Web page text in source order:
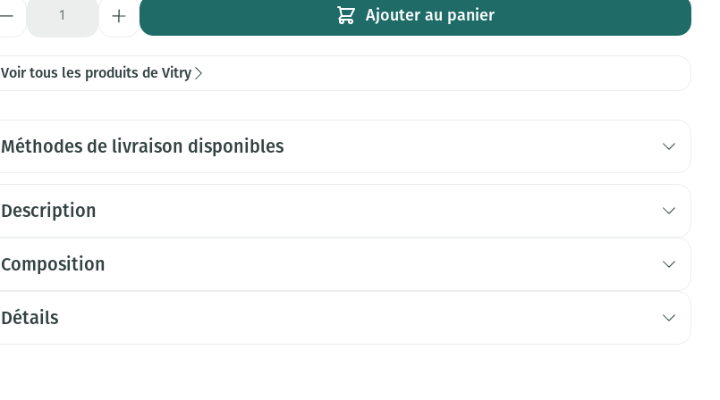
Ajouter au panier
Voir tous les produits de Vitry
Méthodes de livraison disponibles
Description
Composition
Détails